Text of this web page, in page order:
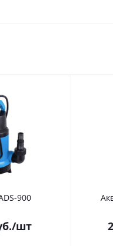
900
/шт